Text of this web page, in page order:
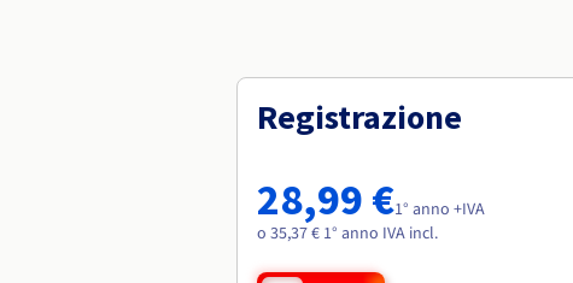
Registrazione
28,99 €1° anno +IVA
o 35,37 € 1° anno IVA incl.